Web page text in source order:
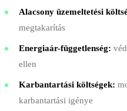
Alacsony üzemeltetési
megtakarítás
Energiaár-függetlenség:
ellen
Karbantartási költségek:
karbantartási igénye